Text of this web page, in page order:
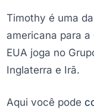
Timothy é uma
americana para a
EUA joga no
Inglaterra e Irã.
Aqui você pode